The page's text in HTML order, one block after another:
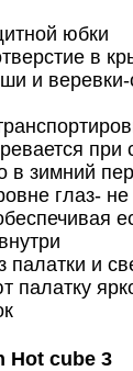
юбки
в
и веревки-
при
в зимний
глаз- не
палатки и
палатку
Hot cube 3